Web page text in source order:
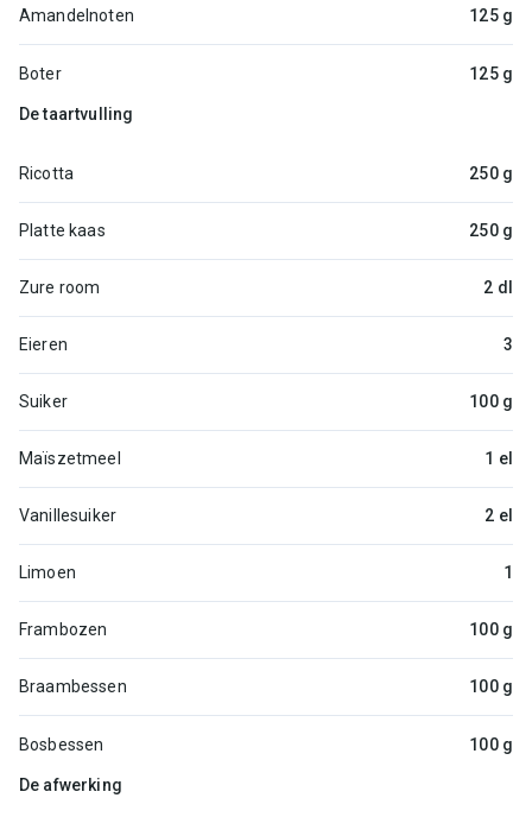
Amandelnoten 125 g
Boter 125 g
De taartvulling
Ricotta 250 g
Platte kaas 250 g
Zure room 2 dl
Eieren 3
Suiker 100 g
Maïszetmeel 1 el
Vanillesuiker 2 el
Limoen 1
Frambozen 100 g
Braambessen 100 g
Bosbessen 100 g
De afwerking